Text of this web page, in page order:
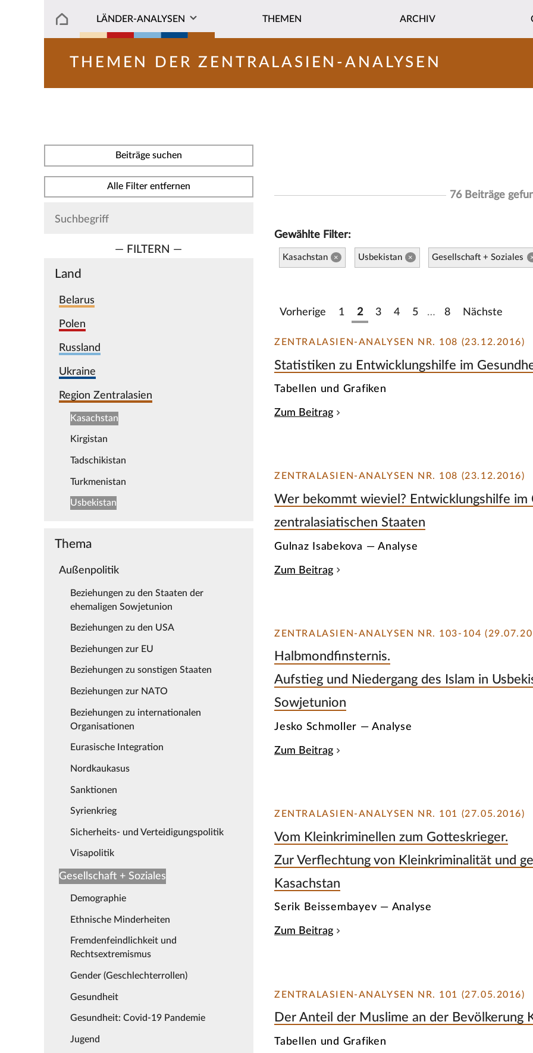
LÄNDER-ANALYSEN THEMEN ARCHIV
THEMEN DER ZENTRALASIEN-ANALYSEN
Beiträge suchen
Alle Filter entfernen
— FILTERN —
Land
Belarus
Polen
Russland
Ukraine
Region Zentralasien
Kasachstan
Kirgistan
Tadschikistan
Turkmenistan
Usbekistan
Thema
Außenpolitik
Beziehungen zu den Staaten der
ehemaligen Sowjetunion
Beziehungen zu den USA
Beziehungen zur EU
Beziehungen zu sonstigen Staaten
Beziehungen zur NATO
Beziehungen zu internationalen
Organisationen
Eurasische Integration
Nordkaukasus
Sanktionen
Syrienkrieg
Sicherheits- und Verteidigungspolitik
Visapolitik
Gesellschaft + Soziales
Demographie
Ethnische Minderheiten
Fremdenfeindlichkeit und
Rechtsextremismus
Gender (Geschlechterrollen)
Gesundheit
Gesundheit: Covid-19 Pandemie
Jugend
76 Beiträge
Gewählte Filter:
Kasachstan × Usbekistan × Gesellschaft + Soziales
Vorherige 1 2 3 4 5 … 8 Nächste
ZENTRALASIEN-ANALYSEN NR. 108 (23.12.2016)
Statistiken zu Entwicklungshilfe im
Tabellen und Grafiken
Zum Beitrag
ZENTRALASIEN-ANALYSEN NR. 108 (23.12.2016)
Wer bekommt wieviel? Entwicklungshilfe im
zentralasiatischen Staaten
Gulnaz Isabekova — Analyse
Zum Beitrag
ZENTRALASIEN-ANALYSEN NR. 103-104
Halbmondfinsternis.
Aufstieg und Niedergang des Islam in
Sowjetunion
Jesko Schmoller — Analyse
Zum Beitrag
ZENTRALASIEN-ANALYSEN NR. 101 (27.05.2016)
Vom Kleinkriminellen zum Gotteskrieger.
Zur Verflechtung von Kleinkriminalität und
Kasachstan
Serik Beissembayev — Analyse
Zum Beitrag
ZENTRALASIEN-ANALYSEN NR. 101 (27.05.2016)
Der Anteil der Muslime an der Bevölkerung
Tabellen und Grafiken